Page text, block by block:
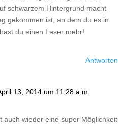
schwarzem Hintergrund macht
gekommen ist, an dem du es in
du einen Leser mehr!
Antworten
13, 2014 um 11:28 a.m.
auch wieder eine super Möglichkeit